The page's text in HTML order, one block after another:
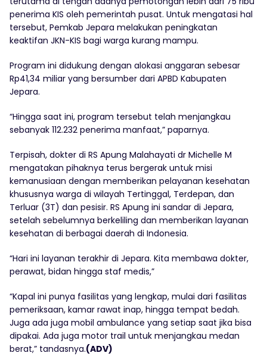
penerima KIS oleh pemerintah pusat. Untuk mengatasi hal
tersebut, Pemkab Jepara melakukan peningkatan
keaktifan JKN-KIS bagi warga kurang mampu.
Program ini didukung dengan alokasi anggaran sebesar
Rp41,34 miliar yang bersumber dari APBD Kabupaten
Jepara.
“Hingga saat ini, program tersebut telah menjangkau
sebanyak 112.232 penerima manfaat,” paparnya.
Terpisah, dokter di RS Apung Malahayati dr Michelle M
mengatakan pihaknya terus bergerak untuk misi
kemanusiaan dengan memberikan pelayanan kesehatan
khususnya warga di wilayah Tertinggal, Terdepan, dan
Terluar (3T) dan pesisir. RS Apung ini sandar di Jepara,
setelah sebelumnya berkeliling dan memberikan layanan
kesehatan di berbagai daerah di Indonesia.
“Hari ini layanan terakhir di Jepara. Kita membawa dokter,
perawat, bidan hingga staf medis,”
“Kapal ini punya fasilitas yang lengkap, mulai dari fasilitas
pemeriksaan, kamar rawat inap, hingga tempat bedah.
Juga ada juga mobil ambulance yang setiap saat jika bisa
dipakai. Ada juga motor trail untuk menjangkau medan
berat,” tandasnya.(ADV)